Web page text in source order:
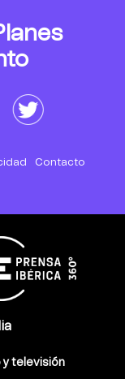
Contacto
y televisión